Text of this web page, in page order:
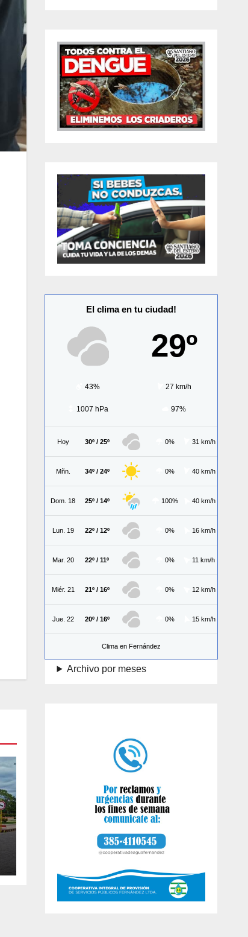
El clima en tu ciudad!
29º
43% 27 km/h
1007 hPa 97%
Hoy 30º / 25º 0% 31 km/h
Mñn. 34º / 24º 0% 40 km/h
Dom. 18 25º / 14º 100% 40 km/h
Lun. 19 22º / 12º 0% 16 km/h
Mar. 20 22º / 11º 0% 11 km/h
Miér. 21 21º / 16º 0% 12 km/h
Jue. 22 20º / 16º 0% 15 km/h
Clima en Fernández
Archivo por meses